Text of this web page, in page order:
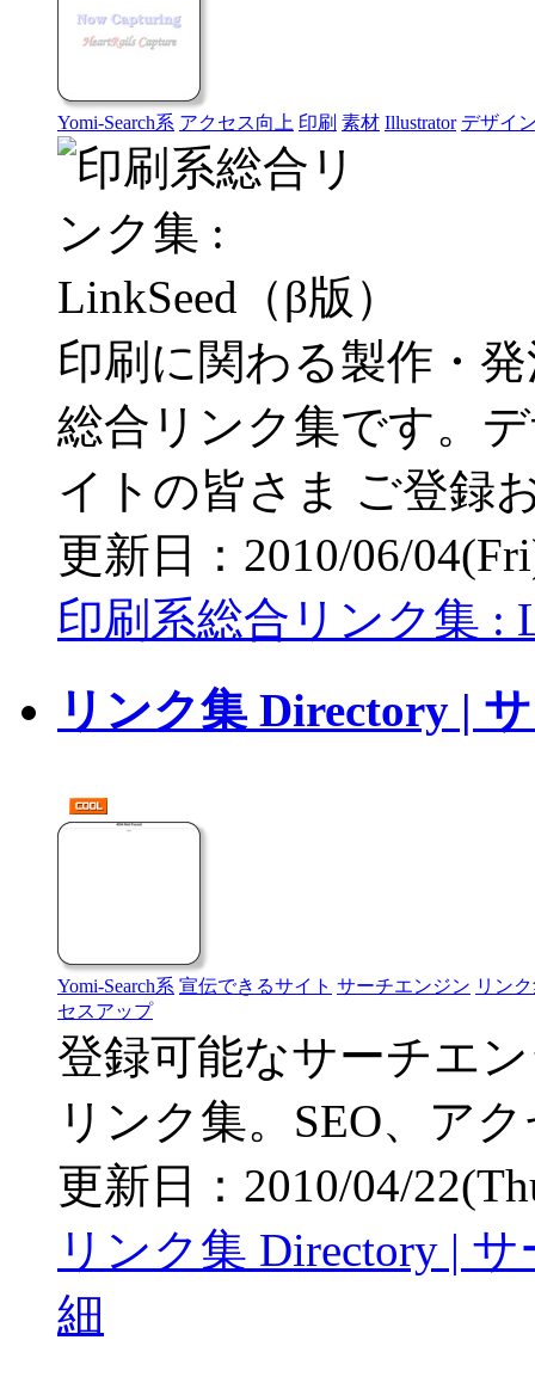
Yomi-Search系 アクセス向上 印刷 素材 Illustrator デザイ
印刷に関わる製作・
総合リンク集です。
イトの皆さま ご登録
更新日：2010/06/
印刷系総合リンク集 :
リンク集 Directory |
Yomi-Search系 宣伝できるサイト サーチエンジン リン
セスアップ
登録可能なサーチエ
リンク集。SEO、ア
更新日：2010/04/
リンク集 Directory |
細